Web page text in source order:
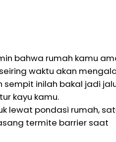
bahwa rumah kamu
waktu akan
inilah bakal jadi
kayu kamu.
lewat pondasi rumah,
termite barrier saat